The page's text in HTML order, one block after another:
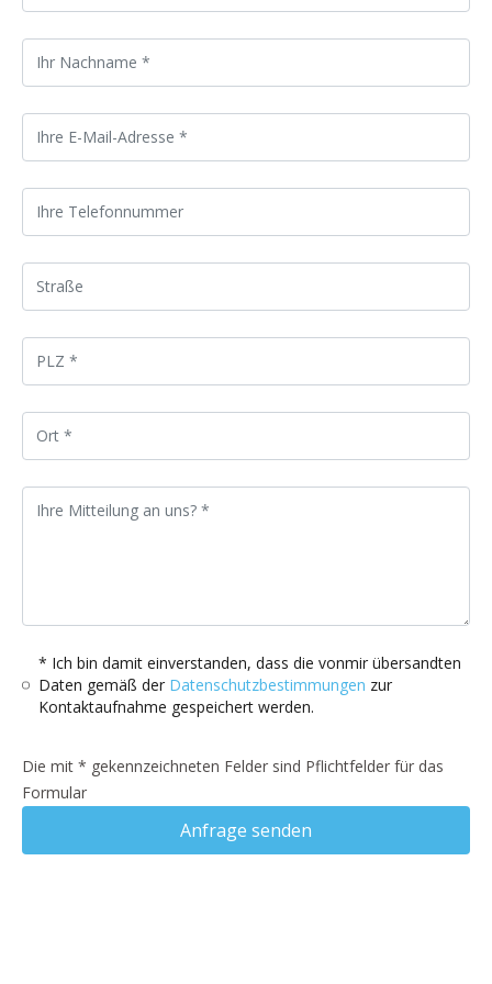
* Ich bin damit einverstanden, dass die vonmir übersandten
Daten gemäß der Datenschutzbestimmungen zur
Kontaktaufnahme gespeichert werden.
Die mit * gekennzeichneten Felder sind Pflichtfelder für das
Formular
Anfrage senden